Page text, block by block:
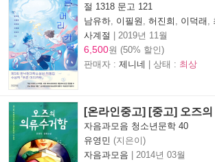
절 1318 문고 121
남유하 이필원 허진희 이덕래
사계절 | 2019년 11월
6,500원 (50% 할인)
판매자 : 제니네 | 상태 : 최상
[온라인중고] [중고] 오즈
자음과모음 청소년문학 40
유영민 (지은이)
자음과모음 | 2014년 03월